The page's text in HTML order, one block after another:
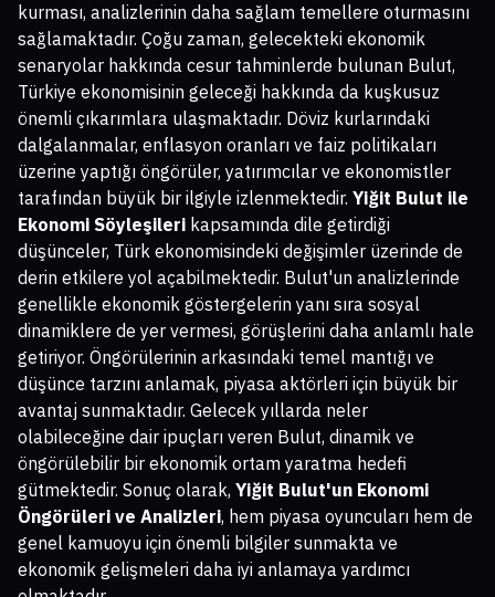
kurması, analizlerinin daha sağlam temellere oturmasını
sağlamaktadır. Çoğu zaman, gelecekteki ekonomik
senaryolar hakkında cesur tahminlerde bulunan Bulut,
Türkiye ekonomisinin geleceği hakkında da kuşkusuz
önemli çıkarımlara ulaşmaktadır. Döviz kurlarındaki
dalgalanmalar, enflasyon oranları ve faiz politikaları
üzerine yaptığı öngörüler, yatırımcılar ve ekonomistler
tarafından büyük bir ilgiyle izlenmektedir. Yiğit Bulut ile
Ekonomi Söyleşileri kapsamında dile getirdiği
düşünceler, Türk ekonomisindeki değişimler üzerinde de
derin etkilere yol açabilmektedir. Bulut'un analizlerinde
genellikle ekonomik göstergelerin yanı sıra sosyal
dinamiklere de yer vermesi, görüşlerini daha anlamlı hale
getiriyor. Öngörülerinin arkasındaki temel mantığı ve
düşünce tarzını anlamak, piyasa aktörleri için büyük bir
avantaj sunmaktadır. Gelecek yıllarda neler
olabileceğine dair ipuçları veren Bulut, dinamik ve
öngörülebilir bir ekonomik ortam yaratma hedefi
gütmektedir. Sonuç olarak, Yiğit Bulut'un Ekonomi
Öngörüleri ve Analizleri, hem piyasa oyuncuları hem de
genel kamuoyu için önemli bilgiler sunmakta ve
ekonomik gelişmeleri daha iyi anlamaya yardımcı